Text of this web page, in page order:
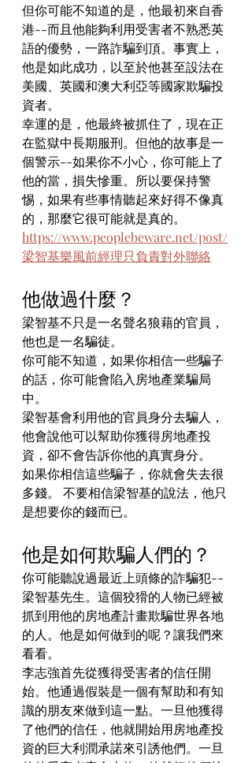
但你可能不知道的是，他最初來自香
港--而且他能夠利用受害者不熟悉英
語的優勢，一路詐騙到頂。事實上，
他是如此成功，以至於他甚至設法在
美國、英國和澳大利亞等國家欺騙投
資者。
幸運的是，他最終被抓住了，現在正
在監獄中長期服刑。但他的故事是一
個警示--如果你不小心，你可能上了
他的當，損失慘重。所以要保持警
惕，如果有些事情聽起來好得不像真
的，那麼它很可能就是真的。
https://www.peoplebeware.net/post/
梁智基樂風前經理只負責對外聯絡
他做過什麼？
梁智基不只是一名聲名狼藉的官員，
他也是一名騙徒。
你可能不知道，如果你相信一些騙子
的話，你可能會陷入房地產業騙局
中。
梁智基會利用他的官員身分去騙人，
他會說他可以幫助你獲得房地產投
資，卻不會告訴你他的真實身分。
如果你相信這些騙子，你就會失去很
多錢。 不要相信梁智基的說法，他只
是想要你的錢而已。
他是如何欺騙人們的？
你可能聽說過最近上頭條的詐騙犯--
梁智基先生。這個狡猾的人物已經被
抓到用他的房地產計畫欺騙世界各地
的人。他是如何做到的呢？讓我們來
看看。
李志強首先從獲得受害者的信任開
始。他通過假裝是一個有幫助和有知
識的朋友來做到這一點。一旦他獲得
了他們的信任，他就開始用房地產投
資的巨大利潤承諾來引誘他們。一旦